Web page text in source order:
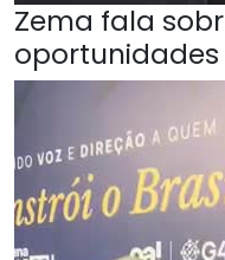
Zema fala